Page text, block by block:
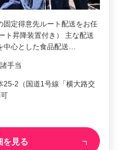
固定得意先ルート配送をお任
ト昇降装置付き） 主な配送
中心とした食品配送…
手当
25-2（国道1号線「横大路交
を見る